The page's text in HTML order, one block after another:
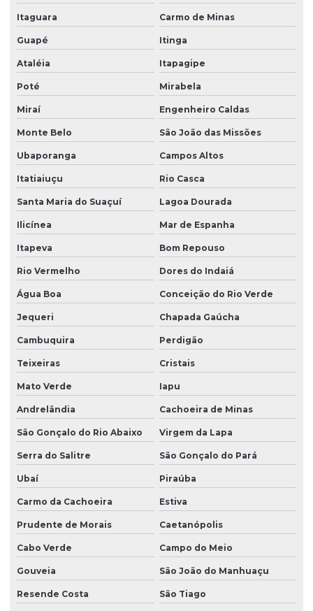
Itaguara Carmo de Minas
Guapé Itinga
Ataléia Itapagipe
Poté Mirabela
Miraí Engenheiro Caldas
Monte Belo São João das Missões
Ubaporanga Campos Altos
Itatiaiuçu Rio Casca
Santa Maria do Suaçuí Lagoa Dourada
Ilicínea Mar de Espanha
Itapeva Bom Repouso
Rio Vermelho Dores do Indaiá
Água Boa Conceição do Rio Verde
Jequeri Chapada Gaúcha
Cambuquira Perdigão
Teixeiras Cristais
Mato Verde Iapu
Andrelândia Cachoeira de Minas
São Gonçalo do Rio Abaixo Virgem da Lapa
Serra do Salitre São Gonçalo do Pará
Ubaí Piraúba
Carmo da Cachoeira Estiva
Prudente de Morais Caetanópolis
Cabo Verde Campo do Meio
Gouveia São João do Manhuaçu
Resende Costa São Tiago